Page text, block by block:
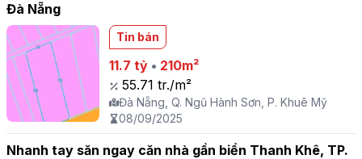
Đà Nẵng
Tin bán
11.7 tỷ• 210m²
55.71 tr./m²
Đà Nẵng, Q. Ngũ Hành Sơn, P. Khuê Mỹ
08/09/2025
Nhanh tay săn ngay căn nhà gần biển Thanh Khê, TP.